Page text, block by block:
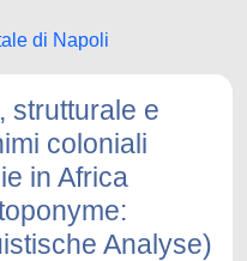
di Napoli
strutturale e
coloniali
in Africa
Analyse)